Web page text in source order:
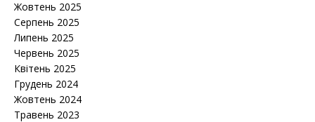
Жовтень 2025
Серпень 2025
Липень 2025
Червень 2025
Квітень 2025
Грудень 2024
Жовтень 2024
Травень 2023